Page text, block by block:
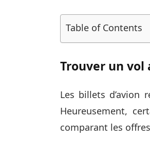
Table of Contents
Trouver un
Les billets d’avion
Heureusement,
comparant les